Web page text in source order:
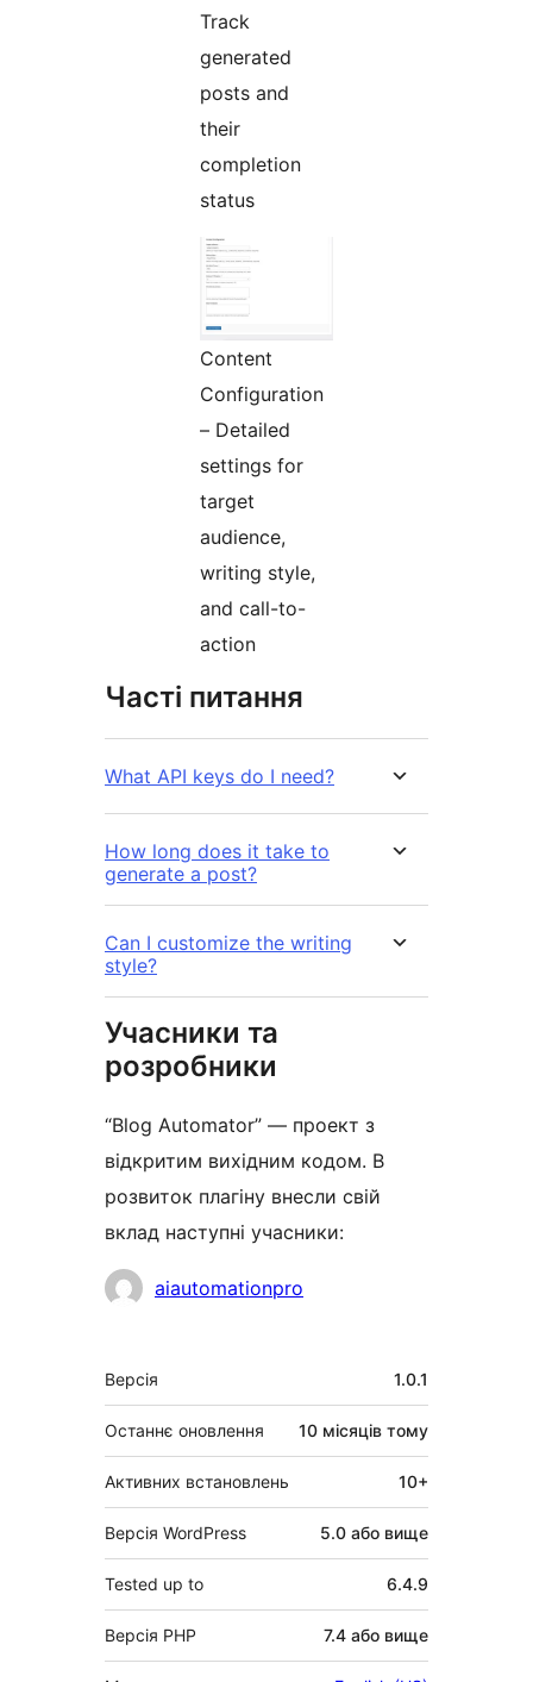
Track
generated
posts and
their
completion
status
Content
Configuration
– Detailed
settings for
target
audience,
writing style,
and call-to-
action
Часті питання
What API keys do I need?
How long does it take to
generate a post?
Can I customize the writing
style?
Учасники та
розробники
“Blog Automator” — проект з
відкритим вихідним кодом. В
розвиток плагіну внесли свій
вклад наступні учасники:
Учасникиaiautomationpro
Мета
Версія 1.0.1
Останнє оновлення 10 місяців тому
Активних встановлень 10+
Версія WordPress 5.0 або вище
Tested up to 6.4.9
Версія PHP 7.4 або вище